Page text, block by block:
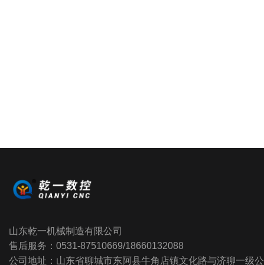
山东乾一机械制造有限公司
售后服务：0531-87510669/18660132088
公司地址：山东省聊城市东阿县牛角店镇文化路与济聊一级公